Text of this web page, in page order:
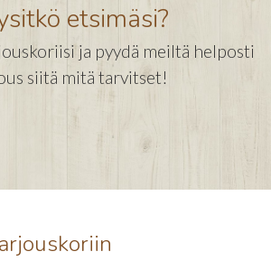
etsimäsi?
ja pyydä meiltä helposti
siitä mitä tarvitset!